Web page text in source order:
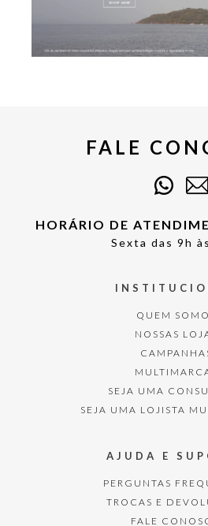
FALE
HORÁRIO DE
Sexta das 9h
QUEM
NOSSAS
SEJA UMA
SEJA UMA LOJISTA
AJUDA E
PERGUNTAS
TROCAS E
FALE